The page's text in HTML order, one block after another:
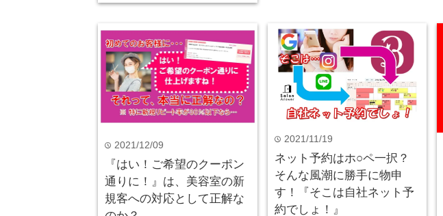
time 2021/12/09
『はい！ご希望のクーポン
通りに！』は、美容室の新
規客への対応として正解な
time 2021/11/19
ネット予約はホ○ペ一択？
そんな風潮に勝手に物申
す！『そこは自社ネット予
約でしょ！』